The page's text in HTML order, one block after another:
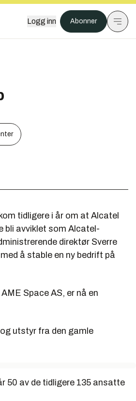
Logg inn Abonner
tidligere i år om at Alcatel
bli avviklet som Alcatel-
direktør Sverre
å stable en ny bedrift på
Space AS, er nå en
utstyr fra den gamle
50 av de tidligere 135 ansatte